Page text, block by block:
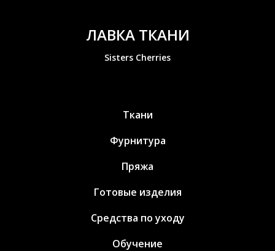
ЛАВКА ТКАНИ
Sisters Cherries
Ткани
Фурнитура
Пряжа
Готовые изделия
Средства по уходу
Обучение